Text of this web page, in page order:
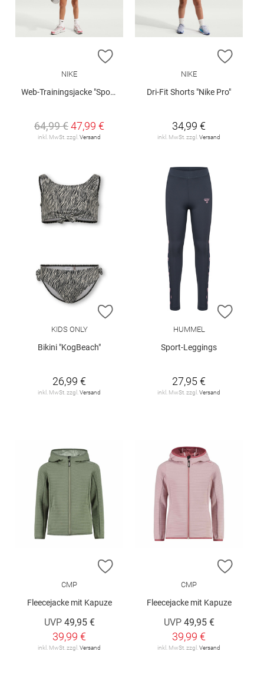
ZUR WUNSCHLISTE HINZUFÜGEN
NIKE
Web-Trainingsjacke "Sportswear Club"
64,99 €47,99 €
inkl. MwSt. zzgl. Versand
ZUR
NIKE
Dri-Fit Shorts "Nike Pro"
34,99 €
inkl. MwSt. zzgl. Versand
ZUR WUNSCHLISTE HINZUFÜGEN
KIDS ONLY
Bikini "KogBeach"
26,99 €
inkl. MwSt. zzgl. Versand
ZUR
HUMMEL
Sport-Leggings
27,95 €
inkl. MwSt. zzgl. Versand
ZUR WUNSCHLISTE HINZUFÜGEN
CMP
Fleecejacke mit Kapuze
UVP 49,95 €
39,99 €
inkl. MwSt. zzgl. Versand
ZUR
CMP
Fleecejacke mit Kapuze
UVP 49,95 €
39,99 €
inkl. MwSt. zzgl. Versand